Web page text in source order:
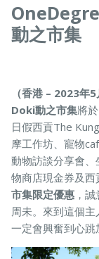
火險
危疾保
動之市集
（香港 – 2023
Doki動之市集將
日假西貢The
摩工作坊、寵物
動物訪談分享會
物商店現金券及
市集限定優惠 ，
周未。來到這個
一定會興奮到心跳